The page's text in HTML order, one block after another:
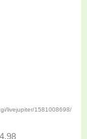
livejupiter/1581008698/